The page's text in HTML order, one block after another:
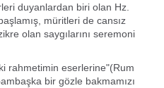
duyanlardan biri olan Hz.
müritleri de cansız
olan saygılarını seremoni
rahmetimin eserlerine"(Rum
bir gözle bakmamızı